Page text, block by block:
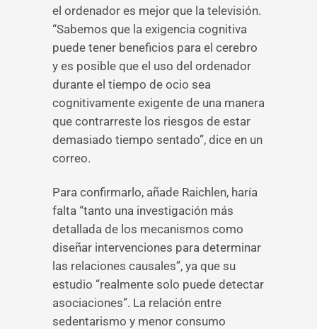
el ordenador es mejor que la televisión.
“Sabemos que la exigencia cognitiva
puede tener beneficios para el cerebro
y es posible que el uso del ordenador
durante el tiempo de ocio sea
cognitivamente exigente de una manera
que contrarreste los riesgos de estar
demasiado tiempo sentado”, dice en un
correo.
Para confirmarlo, añade Raichlen, haría
falta “tanto una investigación más
detallada de los mecanismos como
diseñar intervenciones para determinar
las relaciones causales”, ya que su
estudio “realmente solo puede detectar
asociaciones”. La relación entre
sedentarismo y menor consumo